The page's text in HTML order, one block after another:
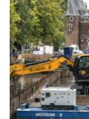
Blijf
reilen en
onze
E-